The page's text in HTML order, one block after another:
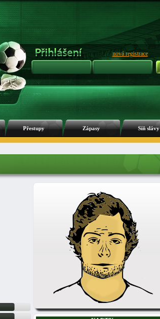
nová registrace
Přestupy Zápasy Síň slávy